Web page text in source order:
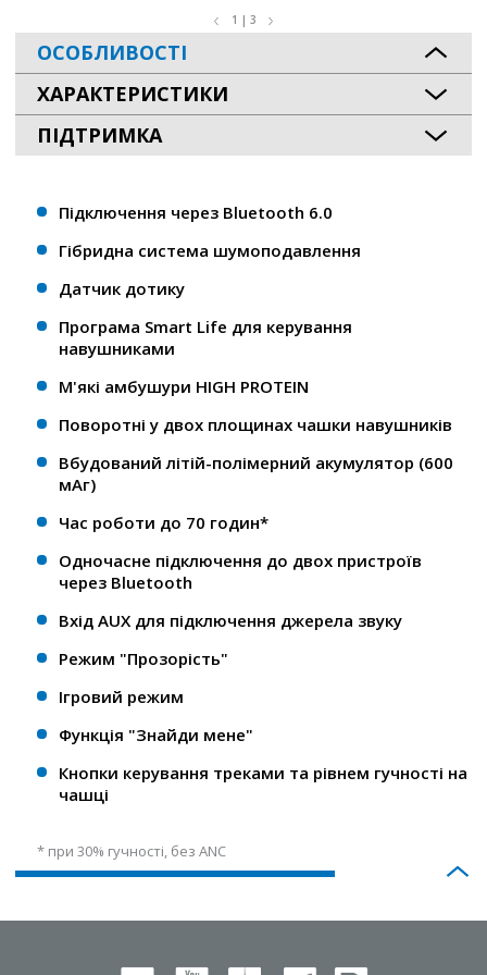
1 | 3
ОСОБЛИВОСТІ
ХАРАКТЕРИСТИКИ
ПІДТРИМКА
Підключення через Bluetooth 6.0
Гібридна система шумоподавлення
Датчик дотику
Програма Smart Life для керування
навушниками
М'які амбушури HIGH PROTEIN
Поворотні у двох площинах чашки навушників
Вбудований літій-полімерний акумулятор (600
мАг)
Час роботи до 70 годин*
Одночасне підключення до двох пристроїв
через Bluetooth
Вхід AUX для підключення джерела звуку
Режим "Прозорість"
Ігровий режим
Функція "Знайди мене"
Кнопки керування треками та рівнем гучності на
чашці
* при 30% гучності, без ANC